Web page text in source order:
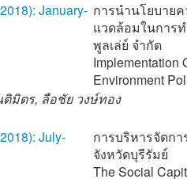
January- การนำนโยบาย
แวดล้อมในการ
พูลเล่ย์ จำกัด
Implementation
Environment
ติมิตร, ลือชัย วงษ์ทอง
July-
การบริหารจัดก
จังหวัดบุรีรัมย์
The Social